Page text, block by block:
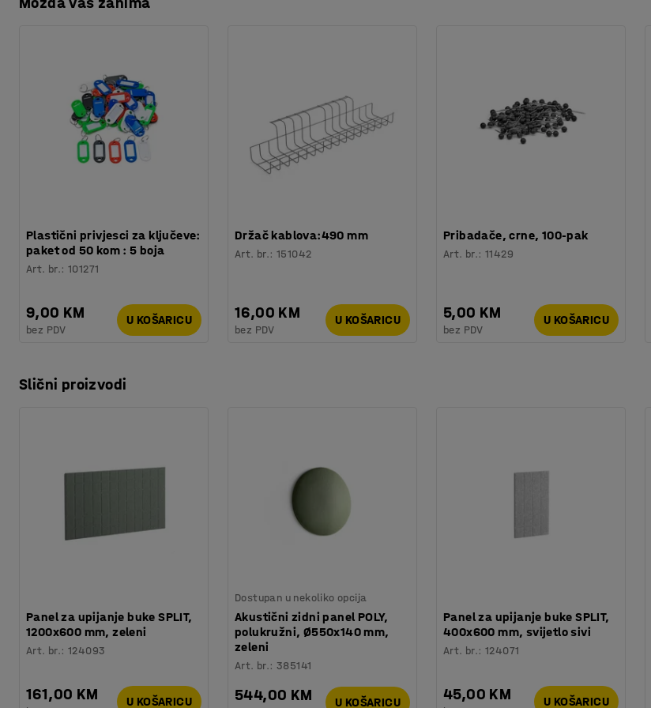
Broj /pakiranje: 8
Preuzmite upute za održavanjen
Plastični privjesci za ključeve:
paket od 50 kom : 5 boja
Art. br.:101271
9,00 KM
bez PDV
U KOŠARICU
Držač kablova:490 mm
Art. br.:151042
16,00 KM
bez PDV
U KOŠARICU
Pribadače, crne, 100-pak
Art. br.:11429
5,00 KM
bez PDV
U KOŠARICU
Slični proizvodi
Panel za upijanje buke SPLIT,
1200x600 mm, zeleni
Art. br.:124093
161,00 KM U KOŠARICU
Dostupan u nekoliko opcija
Akustični zidni panel POLY,
polukružni, Ø550x140 mm,
zeleni
Art. br.:385141
544,00 KM U KOŠARICU
Panel za upijanje buke SPLIT,
400x600 mm, svijetlo sivi
Art. br.:124071
45,00 KM U KOŠARICU